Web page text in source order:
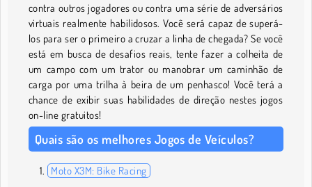
contra outros jogadores ou contra uma série de adversários
virtuais realmente habilidosos. Você será capaz de superá-
los para ser o primeiro a cruzar a linha de chegada? Se você
está em busca de desafios reais, tente fazer a colheita de
um campo com um trator ou manobrar um caminhão de
carga por uma trilha à beira de um penhasco! Você terá a
chance de exibir suas habilidades de direção nestes jogos
on-line gratuitos!
Quais são os melhores Jogos de Veículos?
Moto X3M: Bike Racing